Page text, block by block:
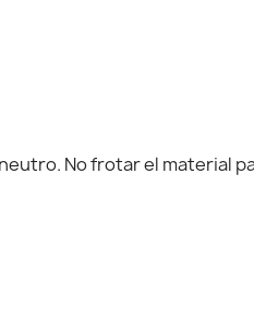
No frotar el material